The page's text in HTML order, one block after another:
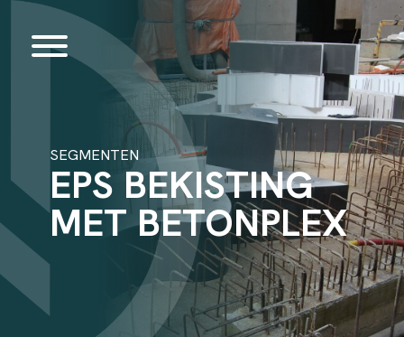
SEGMENTEN
EPS BEKISTING
MET BETONPLEX